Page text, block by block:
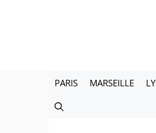
PARIS MARSEILLE